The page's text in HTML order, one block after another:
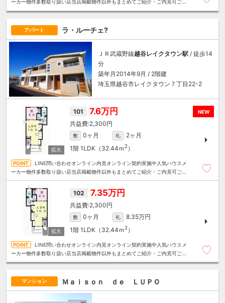
ーカー物件多数取り扱い店当店掲載物件以外もまとめてご紹介・ご内見可ご予
アパート ラ・ルーチェ?
ＪＲ武蔵野線越谷レイクタウン駅 / 徒歩14
分
築年月2014年9月 / 2階建
埼玉県越谷市レイクタウン７丁目22-2
NEW
101 7.6万円
2,300円
敷 0ヶ月 礼
2ヶ月
1階 1LDK（32.44ｍ2）
LINE問い合わせオンライン内見オンライン契約実施中人気ハウスメ
ーカー物件多数取り扱い店当店掲載物件以外もまとめてご紹介・ご内見可ご予
102 7.35万円
2,300円
敷 0ヶ月 礼
8.35万円
1階 1LDK（32.44ｍ2）
LINE問い合わせオンライン内見オンライン契約実施中人気ハウスメ
ーカー物件多数取り扱い店当店掲載物件以外もまとめてご紹介・ご内見可ご予
マンション Ｍａｉｓｏｎ ｄｅ ＬＵＰＯ